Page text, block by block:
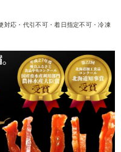
応・代引不可・着日指定不可・冷凍